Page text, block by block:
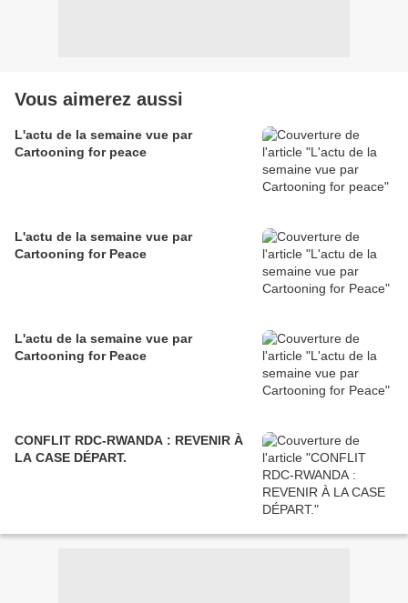
Vous aimerez aussi
L'actu de la semaine vue par
Cartooning for peace
L'actu de la semaine vue par
Cartooning for Peace
L'actu de la semaine vue par
Cartooning for Peace
CONFLIT RDC-RWANDA : REVENIR À
LA CASE DÉPART.